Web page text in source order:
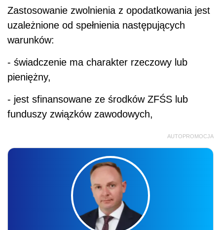
Zastosowanie zwolnienia z opodatkowania jest
uzależnione od spełnienia następujących
warunków:
- świadczenie ma charakter rzeczowy lub
pieniężny,
- jest sfinansowane ze środków ZFŚS lub
funduszy związków zawodowych,
AUTOPROMOCJA